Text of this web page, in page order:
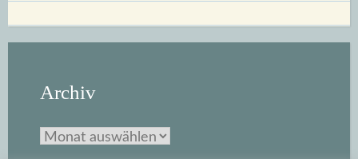
Archiv
Archiv